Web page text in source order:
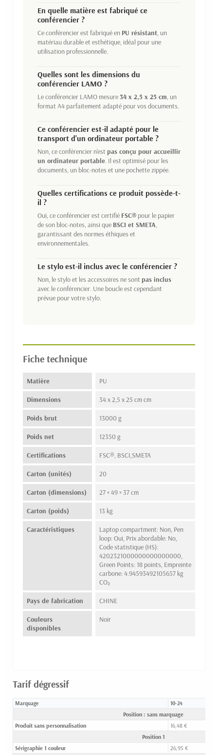
En quelle matière est fabriqué ce
conférencier ?
Ce conférencier est fabriqué en PU résistant, un
matériau durable et esthétique, idéal pour une
utilisation professionnelle.
Quelles sont les dimensions du
conférencier LAMO ?
Le conférencier LAMO mesure34 x 2,5 x 25 cm, un
format A4 parfaitement adapté pour vos documents.
Ce conférencier est-il adapté pour le
transport d'un ordinateur portable ?
Non, ce conférencier n'est pas conçu pour accueillir
un ordinateur portable. Il est optimisé pour les
documents, un bloc-notes et une pochette zippée.
Quelles certifications ce produit possède-t-
il ?
Oui, ce conférencier est certifié FSC® pour le papier
de son bloc-notes, ainsi que BSCI et SMETA,
garantissant des normes éthiques et
environnementales.
Le stylo est-il inclus avec le conférencier ?
Non, le stylo et les accessoires ne sont pas inclus
avec le conférencier. Une boucle est cependant
prévue pour votre stylo.
Fiche technique
Matière PU
Dimensions 34 x 2,5 x 25 cm cm
Poids brut 13000 g
Poids net 12350 g
Certifications FSC®, BSCI,SMETA
Carton (unités) 20
Carton (dimensions) 27 × 49 × 37 cm
Carton (poids) 13 kg
Caractéristiques
Laptop compartment: Non, Pen
loop: Oui, Prix abordable: No,
Code statistique (HS):
4202321000000000000000,
Green Points: 18 points, Empreinte
carbone: 4.94593492105657 kg
CO₂
Pays de fabrication CHINE
Couleurs
disponibles
Noir
Tarif dégressif
Marquage 10-24
Position : sans marquage
Produit sans personnalisation
16,48 €
Position 1
Sérigraphie 1 couleur
26,95 €